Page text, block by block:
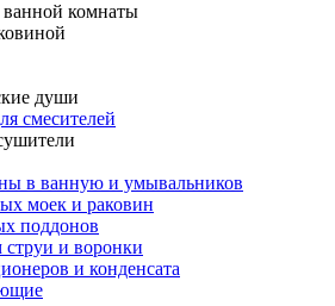
комнаты
души
смесителей
в ванную и умывальников
моек и раковин
поддонов
и воронки
и конденсата